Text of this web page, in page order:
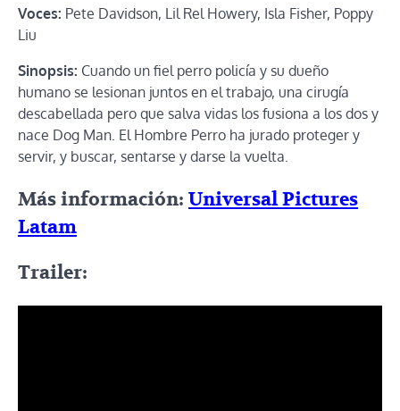
Voces: Pete Davidson, Lil Rel Howery, Isla Fisher, Poppy
Liu
Sinopsis: Cuando un fiel perro policía y su dueño
humano se lesionan juntos en el trabajo, una cirugía
descabellada pero que salva vidas los fusiona a los dos y
nace Dog Man. El Hombre Perro ha jurado proteger y
servir, y buscar, sentarse y darse la vuelta.
Más información: Universal Pictures
Latam
Trailer: